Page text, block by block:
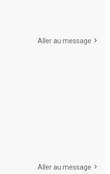
Aller au message
Aller au message